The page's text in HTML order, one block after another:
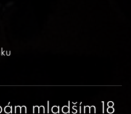
mladším 18